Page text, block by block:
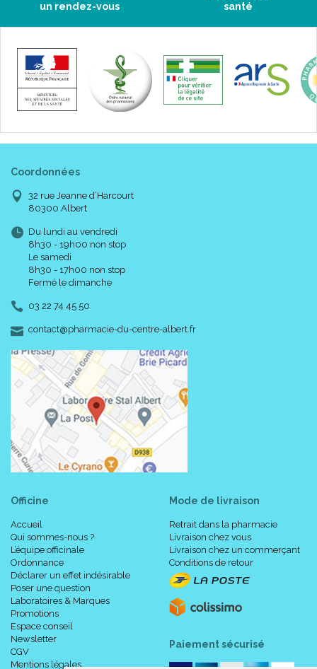
un rendez-vous
santé
Coordonnées
32 rue Jeanne d’Harcourt
80300 Albert
Du lundi au vendredi
8h30 - 19h00 non stop
Le samedi
8h30 - 17h00 non stop
Fermé le dimanche
03 22 74 45 50
contact-
@-
pharmacie-du-centre-albert.fr
Officine
Accueil
Qui sommes-nous ?
L’équipe officinale
Ordonnance
Déclarer un effet indésirable
Poser une question
Laboratoires & Marques
Promotions
Espace conseil
Newsletter
CGV
Mentions légales
Mode de livraison
Retrait dans la pharmacie
Livraison chez vous
Livraison chez un commerçant
Conditions de retour
Paiement sécurisé